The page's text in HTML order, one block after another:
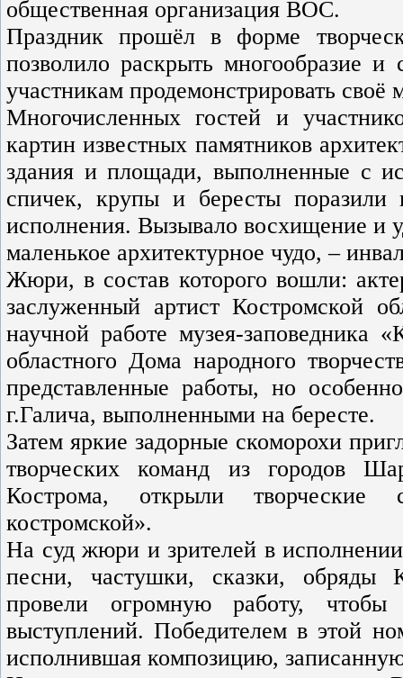
общественная организация ВОС.
Праздник прошёл в форме
позволило раскрыть многообразие
участникам продемонстрировать своё
Многочисленных гостей и
картин известных памятников
здания и площади, выполненные с
спичек, крупы и бересты поразили
исполнения. Вызывало восхищение и
маленькое архитектурное чудо, –
Жюри, в состав которого вошли:
заслуженный артист Костромской
научной работе музея-заповедника
областного Дома народного
представленные работы, но
г.Галича, выполненными на бересте.
Затем яркие задорные скоморохи
творческих команд из городов
Кострома, открыли творческие
костромской».
На суд жюри и зрителей в
песни, частушки, сказки, обряды
провели огромную работу,
выступлений. Победителем в этой
исполнившая композицию,